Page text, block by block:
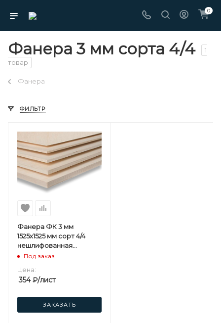
0
Фанера 3 мм сорта 4/4
1
товар
Фанера
ФИЛЬТР
Фанера ФК 3 мм
1525х1525 мм сорт 4/4
нешлифованная
березовая
Под заказ
Цена:
354₽/лист
ЗАКАЗАТЬ